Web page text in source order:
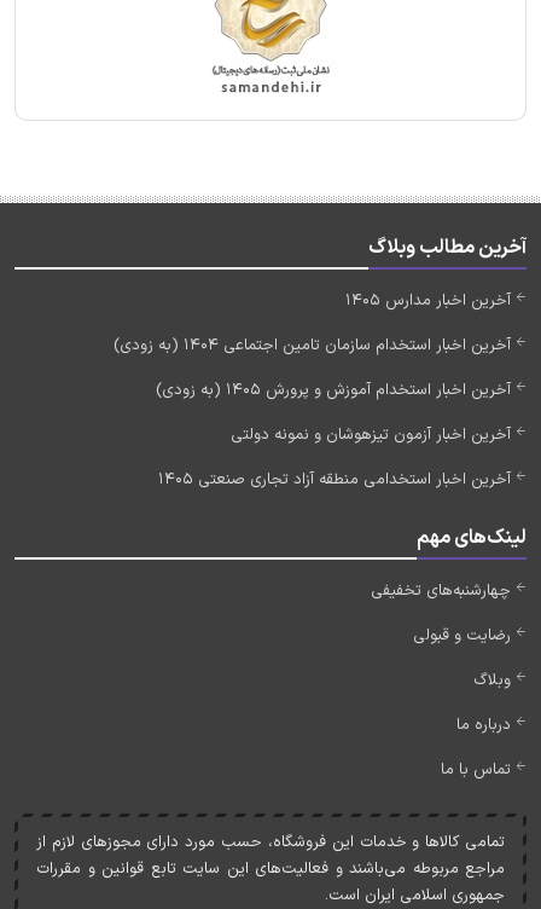
آخرین مطالب وبلاگ
آخرین اخبار مدارس 1405
آخرین اخبار استخدام سازمان تامین اجتماعی 1404 (به زودی)
آخرین اخبار استخدام آموزش و پرورش 1405 (به زودی)
آخرین اخبار آزمون تیزهوشان و نمونه دولتی
آخرین اخبار استخدامی منطقه آزاد تجاری صنعتی 1405
لینک‌های مهم
چهارشنبه‌های تخفیفی
رضایت و قبولی
وبلاگ
درباره ما
تماس با ما
تمامی کالاها و خدمات اين فروشگاه، حسب مورد دارای مجوزهای لازم از
مراجع مربوطه می‌باشند و فعاليت‌های اين سايت تابع قوانين و مقررات
جمهوری اسلامی ايران است.